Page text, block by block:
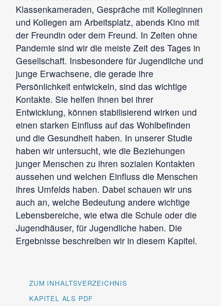
Klassenkameraden, Gespräche mit Kolleginnen
und Kollegen am Arbeitsplatz, abends Kino mit
der Freundin oder dem Freund. In Zeiten ohne
Pandemie sind wir die meiste Zeit des Tages in
Gesellschaft. Insbesondere für Jugendliche und
junge Erwachsene, die gerade ihre
Persönlichkeit entwickeln, sind das wichtige
Kontakte. Sie helfen ihnen bei ihrer
Entwicklung, können stabilisierend wirken und
einen starken Einfluss auf das Wohlbefinden
und die Gesundheit haben. In unserer Studie
haben wir untersucht, wie die Beziehungen
junger Menschen zu ihren sozialen Kontakten
aussehen und welchen Einfluss die Menschen
ihres Umfelds haben. Dabei schauen wir uns
auch an, welche Bedeutung andere wichtige
Lebensbereiche, wie etwa die Schule oder die
Jugendhäuser, für Jugendliche haben. Die
Ergebnisse beschreiben wir in diesem Kapitel.
ZUM INHALTSVERZEICHNIS
KAPITEL ALS PDF